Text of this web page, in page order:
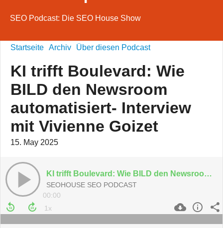
SEO Podcast: Die SEO House Show
Startseite Archiv Über diesen Podcast
KI trifft Boulevard: Wie
BILD den Newsroom
automatisiert- Interview
mit Vivienne Goizet
15. May 2025
KI trifft Boulevard: Wie BILD den Newsroom automatisiert- Interview mit Vivienne Goizet
SEOHOUSE SEO PODCAST
00:00